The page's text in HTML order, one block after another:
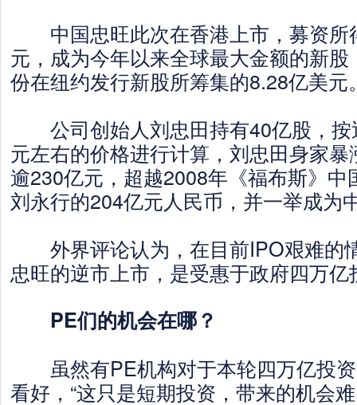
中国忠旺此次在香港上市，募资所
元，成为今年以来全球最大金额的新
份在纽约发行新股所筹集的8.28亿美元
公司创始人刘忠田持有40亿股，按
元左右的价格进行计算，刘忠田身家
逾230亿元，超越2008年《福布斯》中
刘永行的204亿元人民币，并一举成为
外界评论认为，在目前IPO艰难的
忠旺的逆市上市，是受惠于政府四万
PE们的机会在哪？
虽然有PE机构对于本轮四万亿投资
看好，“这只是短期投资，带来的机会